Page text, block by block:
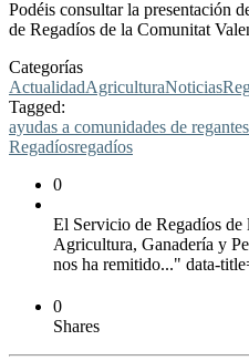
Podéis consultar la presentación
de Regadíos de la Comunitat
Categorías
ActualidadAgriculturaNoticias
Tagged:
ayudas a comunidades de regantes
Regadíosregadíos
0
El Servicio de Regadíos
Agricultura, Ganadería y
nos ha remitido..." data-
0
Shares